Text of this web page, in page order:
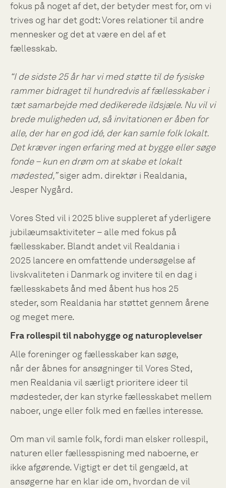
fokus på noget af det, der betyder mest for, om vi
trives og har det godt: Vores relationer til andre
mennesker og det at være en del af et
fællesskab.
“I de sidste 25 år har vi med støtte til de fysiske
rammer bidraget til hundredvis af fællesskaber i
tæt samarbejde med dedikerede ildsjæle. Nu vil vi
brede muligheden ud, så invitationen er åben for
alle, der har en god idé, der kan samle folk lokalt.
Det kræver ingen erfaring med at bygge eller søge
fonde – kun en drøm om at skabe et lokalt
mødested,”siger adm. direktør i Realdania,
Jesper Nygård.
Vores Sted vil i 2025 blive suppleret af yderligere
jubilæumsaktiviteter – alle med fokus på
fællesskaber. Blandt andet vil Realdania i
2025 lancere en omfattende undersøgelse af
livskvaliteten i Danmark og invitere til en dag i
fællesskabets ånd med åbent hus hos 25
steder, som Realdania har støttet gennem årene
og meget mere.
Fra rollespil til nabohygge og naturoplevelser
Alle foreninger og fællesskaber kan søge,
når der åbnes for ansøgninger til Vores Sted,
men Realdaniavil særligt prioritere ideer til
mødesteder, der kan styrke fællesskabet mellem
naboer, unge eller folk med en fælles interesse.
Om man vil samle folk, fordi man elsker rollespil,
naturen eller fællesspisning med naboerne, er
ikke afgørende. Vigtigt er det til gengæld, at
ansøgerne har en klar ide om, hvordan de vil